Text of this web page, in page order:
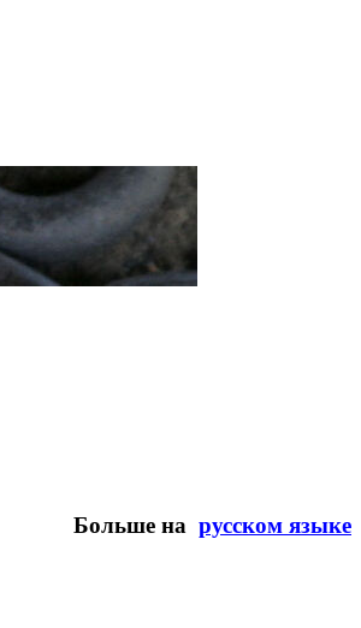
Больше на русском языке